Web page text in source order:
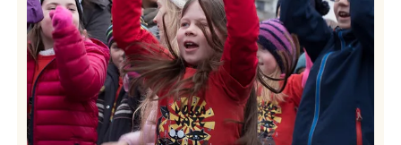
Ingunn van Etten